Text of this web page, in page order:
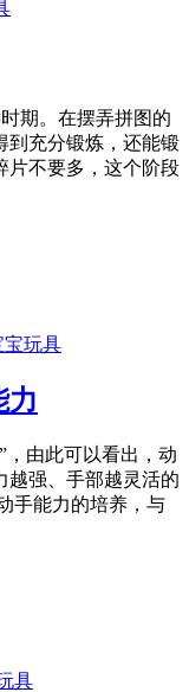
期。在摆弄拼图的
到充分锻炼，还能锻
片不要多，这个阶段
宝玩具
力
，由此可以看出，动
越强、手部越灵活的
手能力的培养，与
具